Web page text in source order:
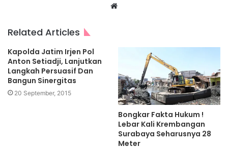
Website
Related Articles
Kapolda Jatim Irjen Pol
Anton Setiadji, Lanjutkan
Langkah Persuasif Dan
Bangun Sinergitas
20 September, 2015
Bongkar Fakta Hukum !
Lebar Kali Krembangan
Surabaya Seharusnya 28
Meter